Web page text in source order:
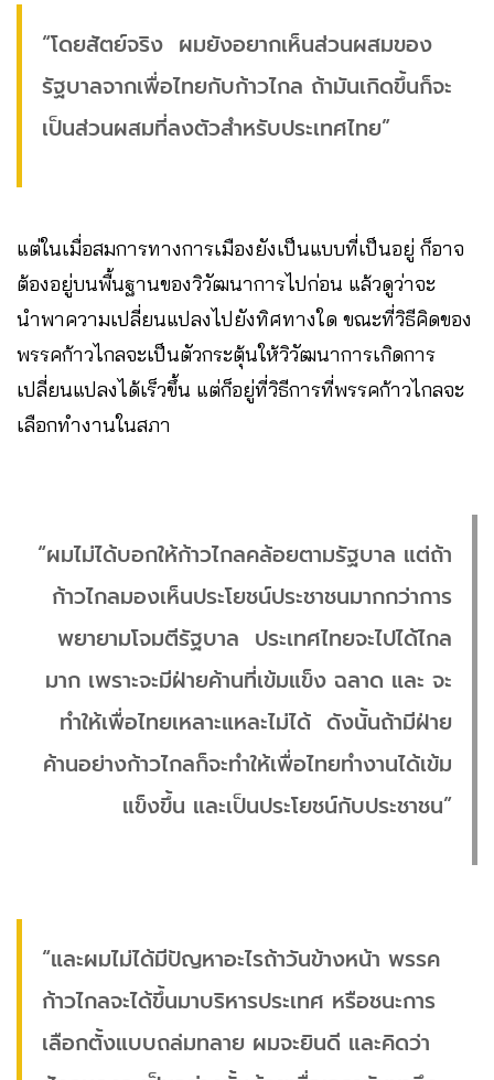
“โดยสัตย์จริง ผมยังอยากเห็นส่วนผสมของ
รัฐบาลจากเพื่อไทยกับก้าวไกล ถ้ามันเกิดขึ้นก็จะ
เป็นส่วนผสมที่ลงตัวสำหรับประเทศไทย”
แต่ในเมื่อสมการทางการเมืองยังเป็นแบบที่เป็นอยู่ ก็อาจ
ต้องอยู่บนพื้นฐานของวิวัฒนาการไปก่อน แล้วดูว่าจะ
นำพาความเปลี่ยนแปลงไปยังทิศทางใด ขณะที่วิธีคิดของ
พรรคก้าวไกลจะเป็นตัวกระตุ้นให้วิวัฒนาการเกิดการ
เปลี่ยนแปลงได้เร็วขึ้น แต่ก็อยู่ที่วิธีการที่พรรคก้าวไกลจะ
เลือกทำงานในสภา
“ผมไม่ได้บอกให้ก้าวไกลคล้อยตามรัฐบาล แต่ถ้า
ก้าวไกลมองเห็นประโยชน์ประชาชนมากกว่าการ
พยายามโจมตีรัฐบาล ประเทศไทยจะไปได้ไกล
มาก เพราะจะมีฝ่ายค้านที่เข้มแข็ง ฉลาด และ จะ
ทำให้เพื่อไทยเหลาะแหละไม่ได้ ดังนั้นถ้ามีฝ่าย
ค้านอย่างก้าวไกลก็จะทำให้เพื่อไทยทำงานได้เข้ม
แข็งขึ้น และเป็นประโยชน์กับประชาชน”
“และผมไม่ได้มีปัญหาอะไรถ้าวันข้างหน้า พรรค
ก้าวไกลจะได้ขึ้นมาบริหารประเทศ หรือชนะการ
เลือกตั้งแบบถล่มทลาย ผมจะยินดี และคิดว่า